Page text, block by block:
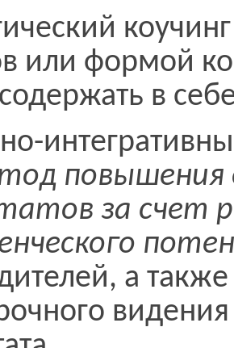
или формой
в
повышения
за счет
а